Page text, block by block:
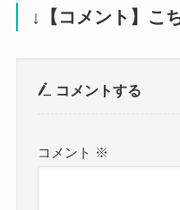
↓【コメント】こ
コメントする
コメント ※